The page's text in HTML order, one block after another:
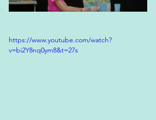
https://www.youtube.com/watch?
v=bi2Y8nq0ym8&t=27s